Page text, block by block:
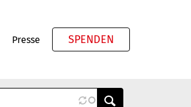
Presse SPENDEN